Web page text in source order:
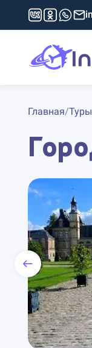
Главная/